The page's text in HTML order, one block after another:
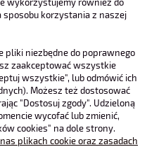
S
M
66 cm
70 cm
45 cm 46 cm
założeniu produkt rozciąga się
korzystania z naszej
pliki niezbędne do poprawnego
zaakceptować wszystkie
wszystkie", lub odmówić ich
Możesz też dostosować
"Dostosuj zgody". Udzieloną
wycofać lub zmienić,
cookies" na dole strony.
plikach cookie oraz zasadach